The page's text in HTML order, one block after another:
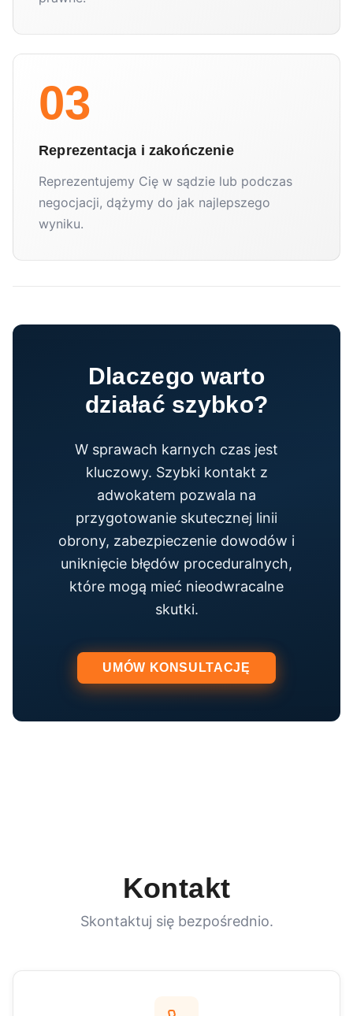
03
Reprezentacja i zakończenie
Reprezentujemy Cię w sądzie lub podczas
negocjacji, dążymy do jak najlepszego
wyniku.
Dlaczego warto
działać szybko?
W sprawach karnych czas jest
kluczowy. Szybki kontakt z
adwokatem pozwala na
przygotowanie skutecznej linii
obrony, zabezpieczenie dowodów i
uniknięcie błędów proceduralnych,
które mogą mieć nieodwracalne
skutki.
UMÓW KONSULTACJĘ
Kontakt
Skontaktuj się bezpośrednio.